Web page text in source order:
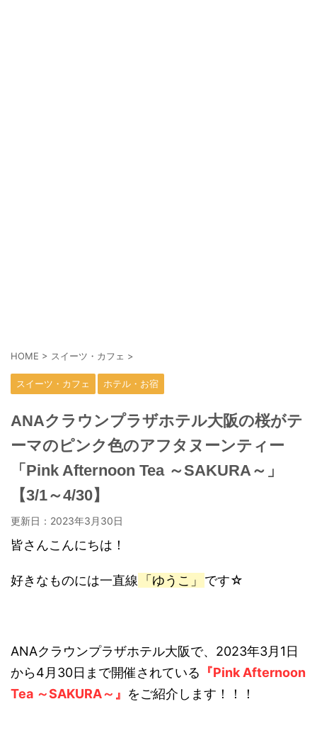
HOME > スイーツ・カフェ >
スイーツ・カフェ ホテル・お宿
ANAクラウンプラザホテル大阪の桜がテ
ーマのピンク色のアフタヌーンティー
「Pink Afternoon Tea ～SAKURA～」
【3/1～4/30】
更新日： 2023年3月30日
皆さんこんにちは！
好きなものには一直線 「ゆうこ」 です☆
ANAクラウンプラザホテル大阪で、2023年3月1日
から4月30日まで開催されている 『Pink Afternoon
Tea ～SAKURA～』 をご紹介します！！！